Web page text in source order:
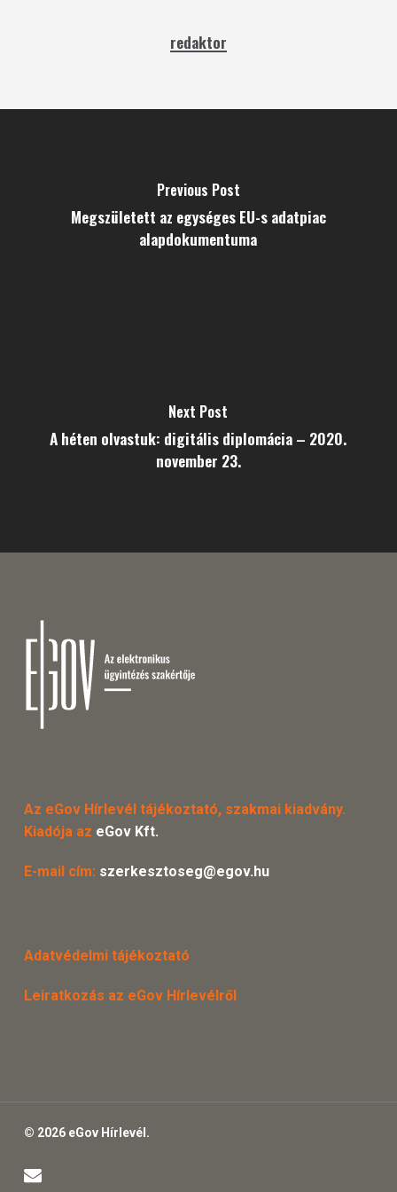
redaktor
Previous Post
Megszületett az egységes EU-s adatpiac
alapdokumentuma
Next Post
A héten olvastuk: digitális diplomácia – 2020.
november 23.
Az eGov Hírlevél tájékoztató, szakmai kiadvány.
Kiadója az eGov Kft.
E-mail cím: szerkesztoseg@egov.hu
Adatvédelmi tájékoztató
Leiratkozás az eGov Hírlevélről
© 2026 eGov Hírlevél.
email